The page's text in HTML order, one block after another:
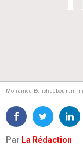
Mohamed Benchaâboun,
Par La Rédaction